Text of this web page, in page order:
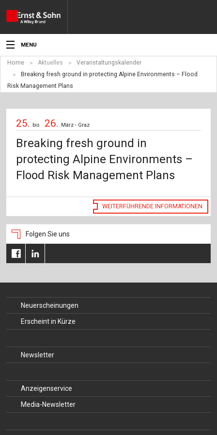
MENU
Aktuelles
Veranstaltungen
Angebote
Fachgebiete
Produkte
Werben
Service
Verlag
Sprache / Language: DE Sprache / Language: EN
Home Aktuelles
Veranstaltungskalender
Breaking fresh ground in protecting Alpine Environments – Flood
Risk Management Plans
25. bis 26. März - Graz
Breaking fresh ground in
protecting Alpine Environments –
Flood Risk Management Plans
WEITERFÜHRENDE INFORMATIONEN
Folgen Sie uns
Neuerscheinungen
Erscheint in Kürze
Newsletter
Anzeigenservice
Media-Newsletter